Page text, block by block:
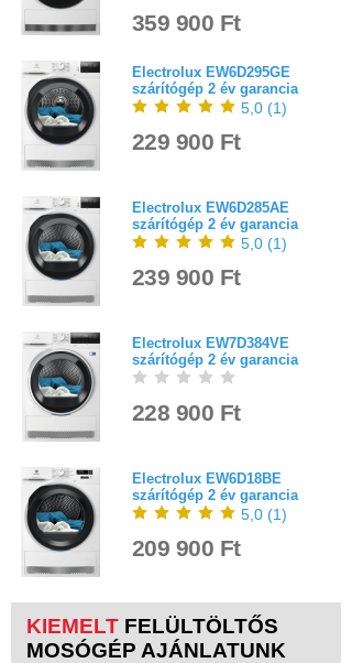
359 900 Ft
Electrolux EW6D295GE
szárítógép 2 év garancia
5,0 (1)
229 900 Ft
Electrolux EW6D285AE
szárítógép 2 év garancia
5,0 (1)
239 900 Ft
Electrolux EW7D384VE
szárítógép 2 év garancia
228 900 Ft
Electrolux EW6D18BE
szárítógép 2 év garancia
5,0 (1)
209 900 Ft
KIEMELT FELÜLTÖLTŐS
MOSÓGÉP AJÁNLATUNK